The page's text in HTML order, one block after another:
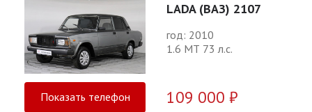
LADA (ВАЗ) 2107
год: 2010
1.6 МТ 73 л.с.
Показать телефон 109 000 ₽